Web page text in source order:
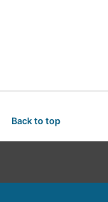
Back to top